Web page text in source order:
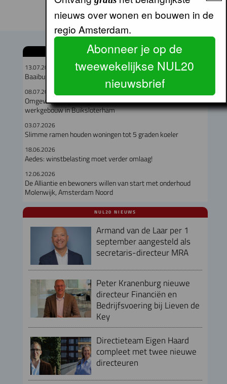
GERELATEERDE ARTIKELEN
13.07.2026
Baaibuurt West moet eigenzinnige woon-werkwijk worden
08.07.2026
Omgevingsvergunning verleend voor circulair woon-
werkgebouw in Buiksloterham
03.07.2026
Slimme ramen houden woningen tot 5 graden koeler
18.06.2026
Aedes: winstbelasting moet verder omlaag!
12.06.2026
De Alliantie en bewoners willen van start met onderhoud
Molenwijk, Amsterdam Noord
NUL20 NIEUWS
Armand van de Laar per 1
september aangesteld als
secretaris-directeur MRA
Peter Kranenburg nieuwe
directeur Financiën en
Bedrijfsvoering bij Lieven de
Key
Directieteam Eigen Haard
compleet met twee nieuwe
directeuren
nieuws over wonen en bouwen in de
regio Amsterdam.
Abonneer je op de
tweewekelijkse NUL20
nieuwsbrief